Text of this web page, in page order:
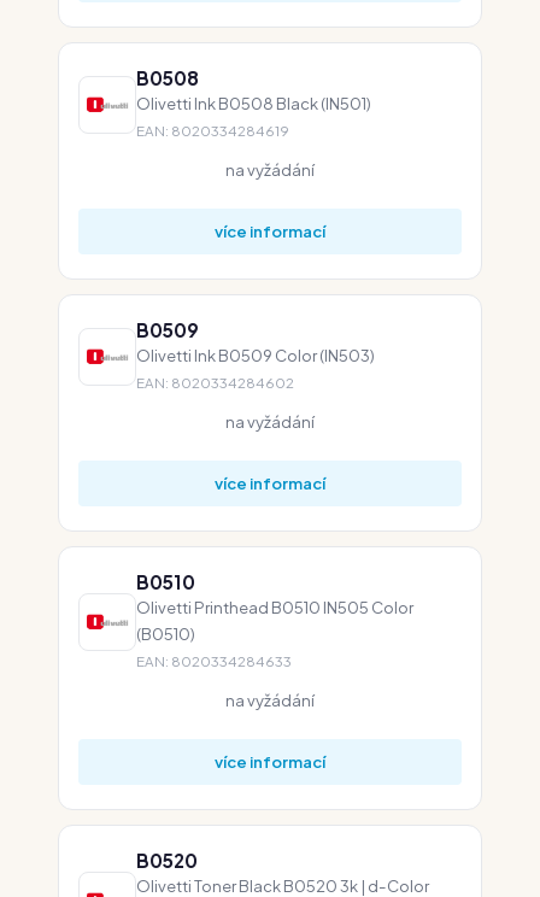
B0508
Olivetti Ink B0508 Black (IN501)
EAN: 8020334284619
na vyžádání
více informací
B0509
Olivetti Ink B0509 Color (IN503)
EAN: 8020334284602
na vyžádání
více informací
B0510
Olivetti Printhead B0510 IN505 Color
(B0510)
EAN: 8020334284633
na vyžádání
více informací
B0520
Olivetti Toner Black B0520 3k | d-Color